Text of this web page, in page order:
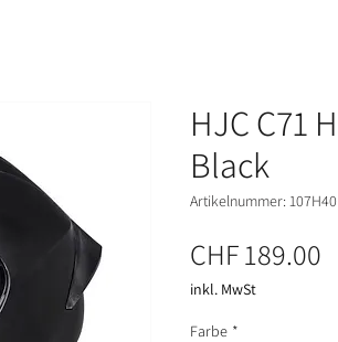
HJC C71
Black
Artikelnummer: 107H40
CHF 189.00
inkl. MwSt
Farbe *